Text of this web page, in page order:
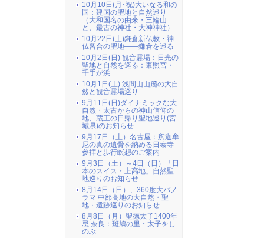
10月10日(月･祝)大いなる和の
国：建国の聖地と自然巡り
（大和国名の由来・三輪山
と、最古の神社・大神神社）
10月22日(土)鎌倉新仏教・神
仏習合の聖地――鎌倉を巡る
10月2日(日) 観音霊場：日光の
聖地と自然を巡る：東照宮・
千手が浜
10月1日(土) 浅間山山麓の大自
然と観音霊場巡り
9月11日(日)ダイナミックな大
自然・太古からの神山信仰の
地、蔵王の日帰り聖地巡り(宮
城県)のお知らせ
9月17日（土）名古屋：釈迦牟
尼の真の遺骨を納める日泰寺
参拝と歩行瞑想のご案内
9月3日（土）～4日（日）「日
本のスイス・上高地」自然聖
地巡りのお知らせ
8月14日（日）、360度大パノ
ラマ 中部高地の大自然・聖
地・遺跡巡りのお知らせ
8月8日（月）聖徳太子1400年
忌 奈良：斑鳩の里・太子をし
のぶ